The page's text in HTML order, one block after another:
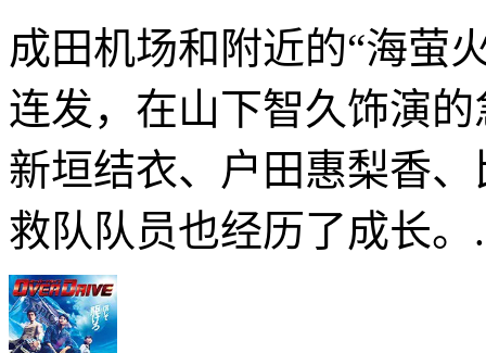
成田机场和附近的“海萤
连发，在山下智久饰演
新垣结衣、户田惠梨香
救队队员也经历了成长